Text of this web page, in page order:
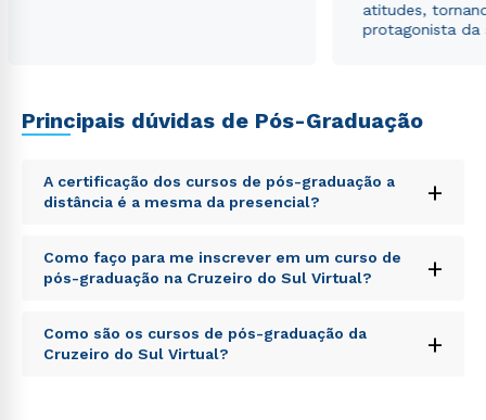
atitudes,
protagonista da
Principais dúvidas de Pós-Graduação
A certificação dos cursos de pós-graduação a
distância é a mesma da presencial?
+
Sed ut perspiciatis unde omnis iste natus error sit
voluptatem accusantium doloremque laudantium,
totam rem aperiam, eaque ipsa quae ab illo inventore
explicabo. Nemo enim ipsam voluptatem quia
voluptas sit aspernatur aut odit aut fugit, sed quia
Como faço para me inscrever em um curso de
pós-graduação na Cruzeiro do Sul Virtual?
+
Sed ut perspiciatis unde omnis iste natus error sit
voluptatem accusantium doloremque laudantium,
Como são os cursos de pós-graduação da
Cruzeiro do Sul Virtual?
+